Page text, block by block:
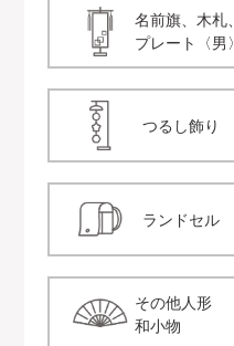
名前旗、木札、
プレート〈男〉
つるし飾り
ランドセル
その他人形
和小物